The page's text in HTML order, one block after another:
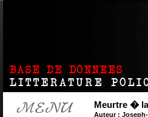
Meurtre �
Auteur :